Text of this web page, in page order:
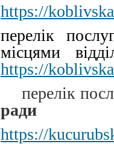
https://koblivska
перелік
місцями
https://
перелік
ради
https://